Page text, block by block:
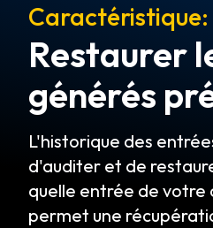
Restaurer
générés
L'historique des
d'auditer et de
quelle entrée de
permet une